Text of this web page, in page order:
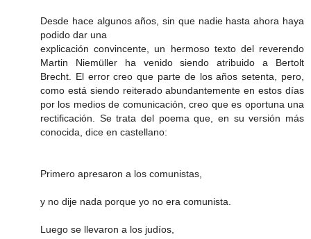
Desde hace algunos años, sin que nadie hasta ahora haya
podido dar una
explicación convincente, un hermoso texto del reverendo
Martin Niemüller ha venido siendo atribuido a Bertolt
Brecht. El error creo que parte de los años setenta, pero,
como está siendo reiterado abundantemente en estos días
por los medios de comunicación, creo que es oportuna una
rectificación. Se trata del poema que, en su versión más
conocida, dice en castellano:
Primero apresaron a los comunistas,
y no dije nada porque yo no era comunista.
Luego se llevaron a los judíos,